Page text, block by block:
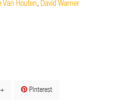
Van Houten, David Warner
Pinterest